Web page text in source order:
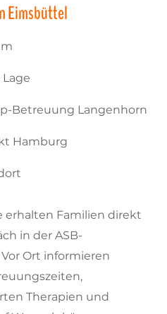
Eimsbüttel
Betreuung Langenhorn
Hamburg
erhalten Familien direkt
in der ASB-
Ort informieren
Therapien und